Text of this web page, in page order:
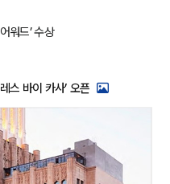
워드’ 수상
스 바이 카사’ 오픈